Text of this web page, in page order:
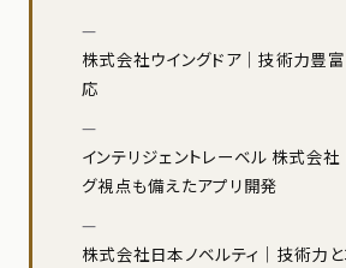
株式会社ウイングドア｜技術力豊
応
インテリジェントレーベル 株式会社
グ視点も備えたアプリ開発
株式会社日本ノベルティ｜技術力